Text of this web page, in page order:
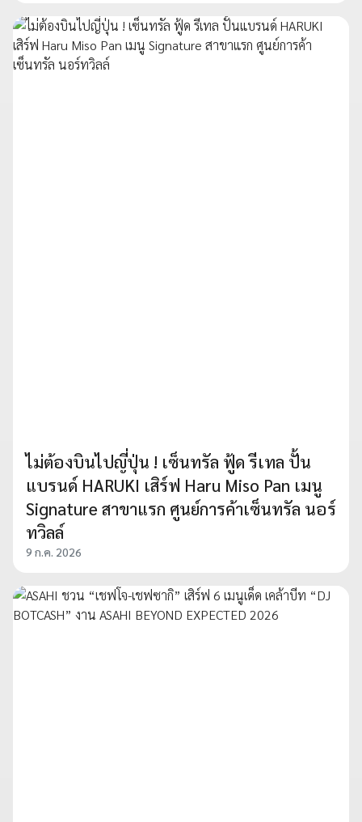
ไม่ต้องบินไปญี่ปุ่น ! เซ็นทรัล ฟู้ด รีเทล ปั้น
แบรนด์ HARUKI เสิร์ฟ Haru Miso Pan เมนู
Signature สาขาแรก ศูนย์การค้าเซ็นทรัล นอร์
ทวิลล์
9 ก.ค. 2026